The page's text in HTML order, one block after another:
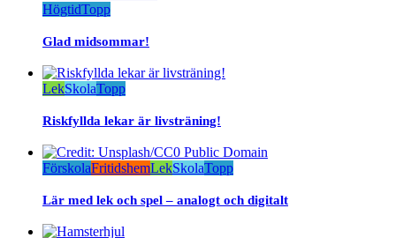
HögtidTopp
Glad midsommar!
LekSkolaTopp
Riskfyllda lekar är livsträning!
FörskolaFritidshemLekSkolaTopp
Lär med lek och spel – analogt och digitalt